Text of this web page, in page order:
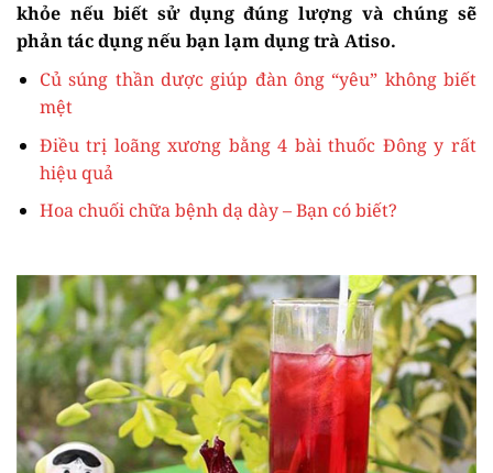
khỏe nếu biết sử dụng đúng lượng và chúng sẽ
phản tác dụng nếu bạn lạm dụng trà Atiso.
Củ súng thần dược giúp đàn ông “yêu” không biết
mệt
Điều trị loãng xương bằng 4 bài thuốc Đông y rất
hiệu quả
Hoa chuối chữa bệnh dạ dày – Bạn có biết?